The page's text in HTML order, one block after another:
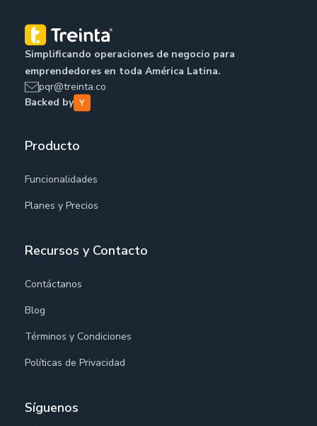
Simplificando operaciones de negocio para
emprendedores en toda América Latina.
pqr@treinta.co
Backed by
Producto
Funcionalidades
Planes y Precios
Recursos y Contacto
Contáctanos
Blog
Términos y Condiciones
Políticas de Privacidad
Síguenos